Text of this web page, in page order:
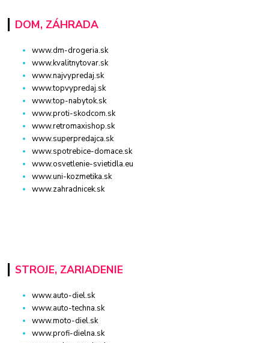
DOM, ZÁHRADA
www.dm-drogeria.sk
www.kvalitnytovar.sk
www.najvypredaj.sk
www.topvypredaj.sk
www.top-nabytok.sk
www.proti-skodcom.sk
www.retromaxishop.sk
www.superpredajca.sk
www.spotrebice-domace.sk
www.osvetlenie-svietidla.eu
www.uni-kozmetika.sk
www.zahradnicek.sk
STROJE, ZARIADENIE
www.auto-diel.sk
www.auto-techna.sk
www.moto-diel.sk
www.profi-dielna.sk